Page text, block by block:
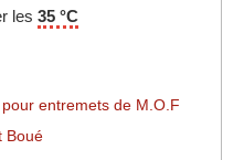
les 35 °C